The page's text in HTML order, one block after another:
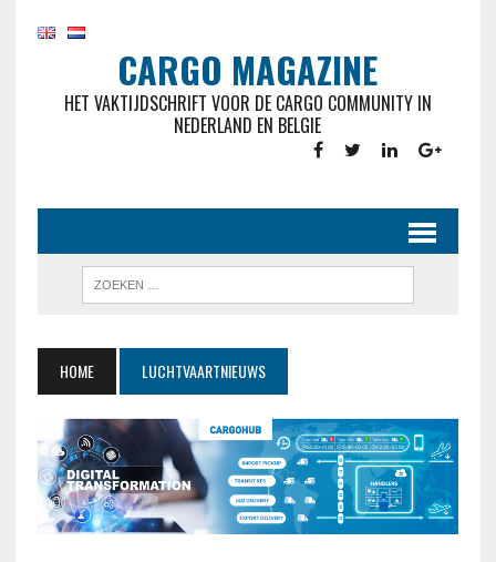
CARGO MAGAZINE
HET VAKTIJDSCHRIFT VOOR DE CARGO COMMUNITY IN
NEDERLAND EN BELGIE
HOME LUCHTVAARTNIEUWS